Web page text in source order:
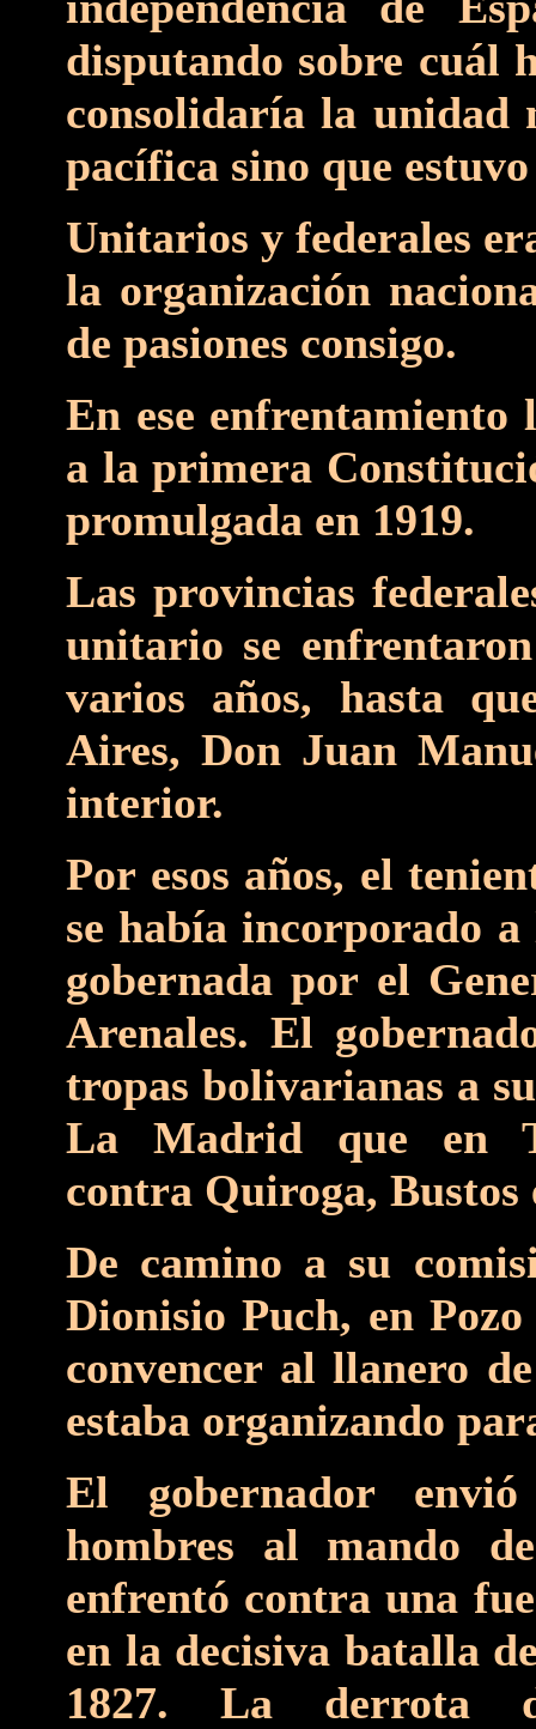
disputando sobre cuál
consolidaría la unidad
pacífica sino que
Unitarios y federales
la organización
de pasiones consigo.
En ese
a la primera
promulgada en 1919.
Las provincias
unitario se
varios años, hasta
Aires, Don Juan
interior.
Por esos años, el
se había incorporado
gobernada por el
Arenales. El
tropas bolivarianas a
La Madrid que en
contra Quiroga,
De camino a su
Dionisio Puch, en
convencer al llanero
estaba organizando
El gobernador
hombres al mando
enfrentó contra una
en la decisiva batalla
1827. La derrota